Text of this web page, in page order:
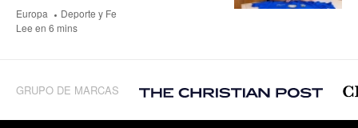
Europa
Deporte y Fe
Lee en 6 mins
GRUPO DE MARCAS